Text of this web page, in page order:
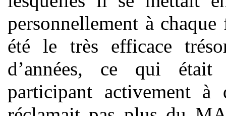
personnellement à
été le très efficace
d’années, ce qui était
participant activement